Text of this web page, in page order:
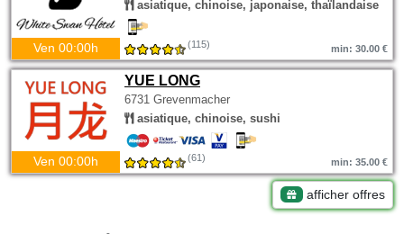
asiatique, chinoise, japonaise, thaïlandaise
Ven 00:00h (115) min: 30.00 €
YUE LONG
6731 Grevenmacher
asiatique, chinoise, sushi
Ven 00:00h (61) min: 35.00 €
afficher offres